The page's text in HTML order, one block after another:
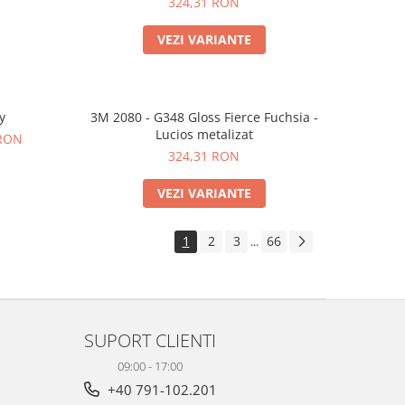
VEZI VARIANTE
3M 2080 - G348 Gloss Fierce Fuchsia -
Lucios metalizat
324,31 RON
VEZI VARIANTE
1 2 3 ... 66
SUPORT CLIENTI
09:00 - 17:00
+40 791-102.201